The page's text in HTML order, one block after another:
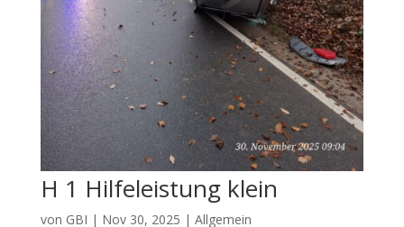
H 1 Hilfeleistung klein
von GBI | Nov 30, 2025 | Allgemein